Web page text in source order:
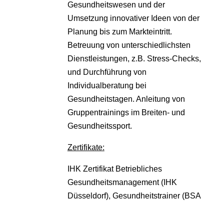
Gesundheitswesen und der
Umsetzung innovativer Ideen von der
Planung bis zum Markteintritt.
Betreuung von unterschiedlichsten
Dienstleistungen, z.B. Stress-Checks,
und Durchführung von
Individualberatung bei
Gesundheitstagen. Anleitung von
Gruppentrainings im Breiten- und
Gesundheitssport.
Zertifikate:
IHK Zertifikat Betriebliches
Gesundheitsmanagement (IHK
Düsseldorf), Gesundheitstrainer (BSA